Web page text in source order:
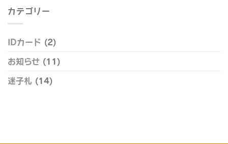
カテゴリー
IDカード (2)
お知らせ (11)
迷子札 (14)